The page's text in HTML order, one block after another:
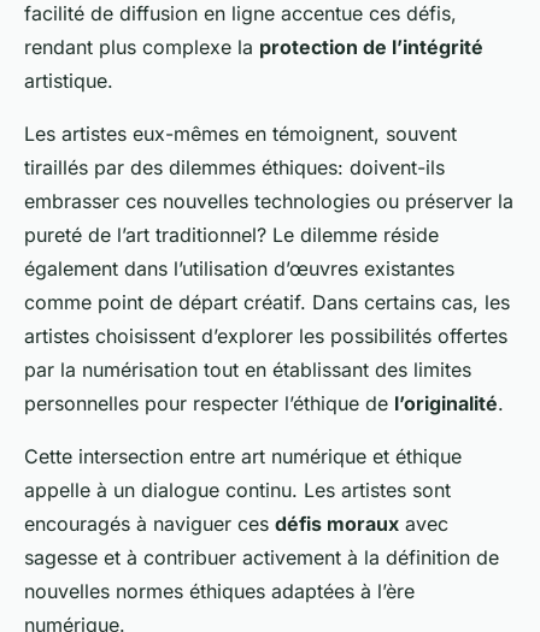
facilité de diffusion en ligne accentue ces défis,
rendant plus complexe la protection de l’intégrité
artistique.
Les artistes eux-mêmes en témoignent, souvent
tiraillés par des dilemmes éthiques: doivent-ils
embrasser ces nouvelles technologies ou préserver la
pureté de l’art traditionnel? Le dilemme réside
également dans l’utilisation d’œuvres existantes
comme point de départ créatif. Dans certains cas, les
artistes choisissent d’explorer les possibilités offertes
par la numérisation tout en établissant des limites
personnelles pour respecter l’éthique de l’originalité.
Cette intersection entre art numérique et éthique
appelle à un dialogue continu. Les artistes sont
encouragés à naviguer ces défis moraux avec
sagesse et à contribuer activement à la définition de
nouvelles normes éthiques adaptées à l’ère
numérique.